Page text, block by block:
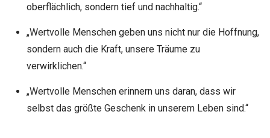
oberflächlich, sondern tief und nachhaltig.“
„Wertvolle Menschen geben uns nicht nur die Hoffnung,
sondern auch die Kraft, unsere Träume zu
verwirklichen.“
„Wertvolle Menschen erinnern uns daran, dass wir
selbst das größte Geschenk in unserem Leben sind.“